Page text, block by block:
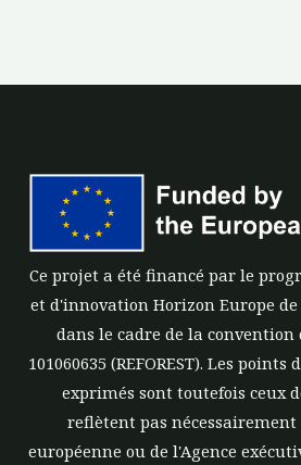
Ce projet a été financé par le
et d'innovation Horizon Europe
dans le cadre de la convention
101060635 (REFOREST). Les
exprimés sont toutefois ceux
reflètent pas nécessairement
européenne ou de l'Agence